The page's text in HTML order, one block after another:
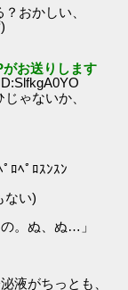
おかしい、
がお送りします
ゃないか、
ﾛﾍﾟﾛｽﾝｽﾝ
ない)
。ぬ、ぬ…」
液がちっとも、